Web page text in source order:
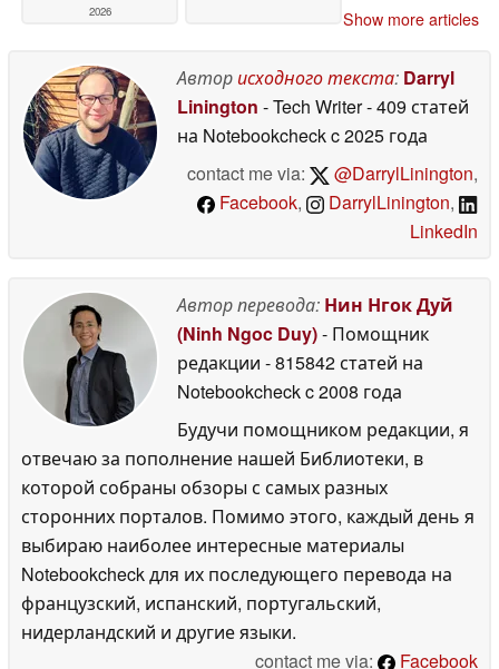
2026
Show more articles
Авторисходного текста: Darryl
Linington - Tech Writer- 409 статей
на Notebookcheckc 2025 года
contact me via:
@DarrylLinington,
Facebook, DarrylLinington,
LinkedIn
Автор перевода: Нин Нгок Дуй
(Ninh Ngoc Duy)- Помощник
редакции - 815842 статей на
Notebookcheckc 2008 года
Будучи помощником редакции, я
отвечаю за пополнение нашей Библиотеки, в
которой собраны обзоры с самых разных
сторонних порталов. Помимо этого, каждый день я
выбираю наиболее интересные материалы
Notebookcheck для их последующего перевода на
французский, испанский, португальский,
нидерландский и другие языки.
contact me via:
Facebook